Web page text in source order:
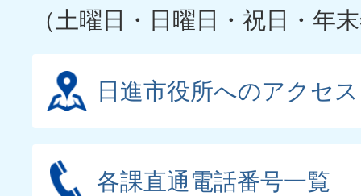
（土曜日・日曜日・祝日・年
日進市役所へのアクセス
各課直通電話番号一覧